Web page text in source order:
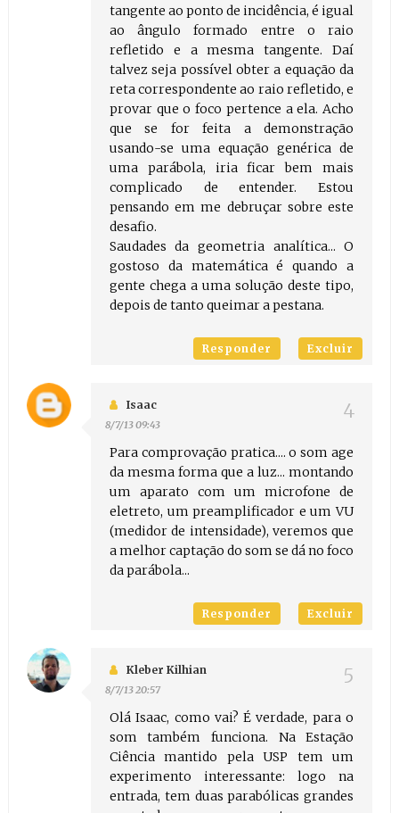
tangente ao ponto de incidência, é igual
ao ângulo formado entre o raio
refletido e a mesma tangente. Daí
talvez seja possível obter a equação da
reta correspondente ao raio refletido, e
provar que o foco pertence a ela. Acho
que se for feita a demonstração
usando-se uma equação genérica de
uma parábola, iria ficar bem mais
complicado de entender. Estou
pensando em me debruçar sobre este
desafio.
Saudades da geometria analítica... O
gostoso da matemática é quando a
gente chega a uma solução deste tipo,
depois de tanto queimar a pestana.
Responder Excluir
Isaac
8/7/13 09:43
Para comprovação pratica.... o som age
da mesma forma que a luz... montando
um aparato com um microfone de
eletreto, um preamplificador e um VU
(medidor de intensidade), veremos que
a melhor captação do som se dá no foco
da parábola...
Responder Excluir
Kleber Kilhian
8/7/13 20:57
Olá Isaac, como vai? É verdade, para o
som também funciona. Na Estação
Ciência mantido pela USP tem um
experimento interessante: logo na
entrada, tem duas parabólicas grandes